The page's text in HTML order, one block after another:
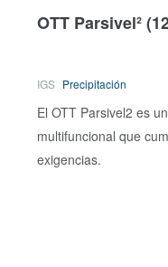
OTT Parsivel²
IGS Precipitación
El OTT Parsivel2 es
multifuncional que
exigencias.